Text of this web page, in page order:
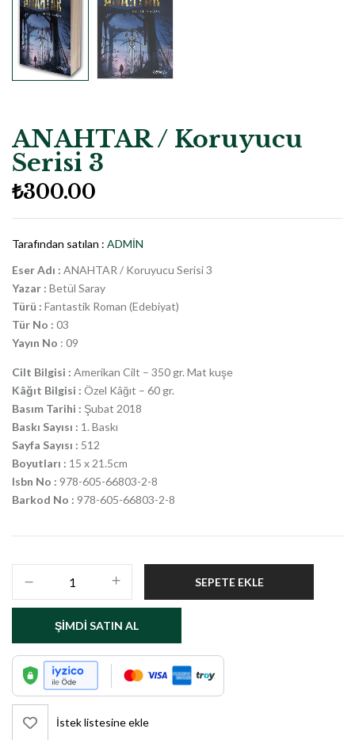
ANAHTAR / Koruyucu
Serisi 3
₺300.00
Tarafından satılan : ADMIN
Eser Adı : ANAHTAR / Koruyucu Serisi 3
Yazar : Betül Saray
Türü : Fantastik Roman (Edebiyat)
Tür No : 03
Yayın No : 09
Cilt Bilgisi : Amerikan Cilt – 350 gr. Mat kuşe
Kâğıt Bilgisi : Özel Kâğıt – 60 gr.
Basım Tarihi : Şubat 2018
Baskı Sayısı : 1. Baskı
Sayfa Sayısı : 512
Boyutları : 15 x 21.5cm
Isbn No : 978-605-66803-2-8
Barkod No : 978-605-66803-2-8
SEPETE EKLE
ŞIMDI SATIN AL
İstek listesine ekle